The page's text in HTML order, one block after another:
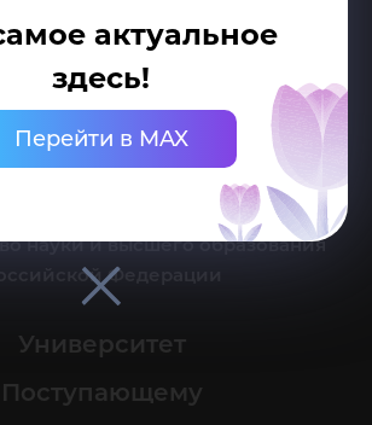
актуальное
здесь!
Перейти в MAX
образовательной организации
Мансийск, ул. Чехова, 16
тел.: +7 (3467) 377-000
науки и высшего образования
Федерации
Университет
Поступающему